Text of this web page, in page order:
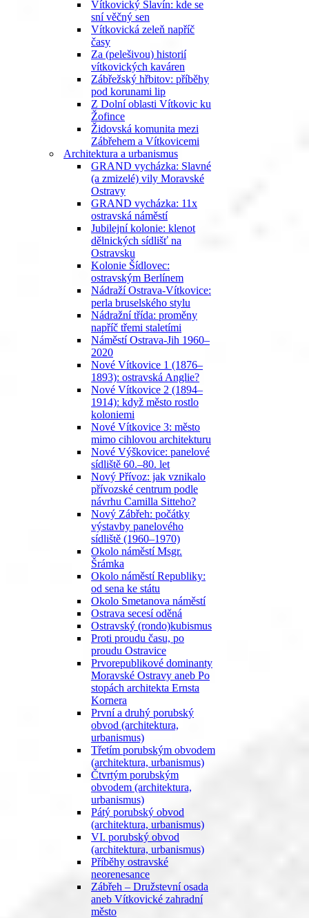
Vítkovický Slavín: kde se
sní věčný sen
Vítkovická zeleň napříč
časy
Za (pelešivou) historií
vítkovických kaváren
Zábřežský hřbitov: příběhy
pod korunami lip
Z Dolní oblasti Vítkovic ku
Žofince
Židovská komunita mezi
Zábřehem a Vítkovicemi
Architektura a urbanismus
GRAND vycházka: Slavné
(a zmizelé) vily Moravské
Ostravy
GRAND vycházka: 11x
ostravská náměstí
Jubilejní kolonie: klenot
dělnických sídlišť na
Ostravsku
Kolonie Šídlovec:
ostravským Berlínem
Nádraží Ostrava-Vítkovice:
perla bruselského stylu
Nádražní třída: proměny
napříč třemi staletími
Náměstí Ostrava-Jih 1960–
2020
Nové Vítkovice 1 (1876–
1893): ostravská Anglie?
Nové Vítkovice 2 (1894–
1914): když město rostlo
koloniemi
Nové Vítkovice 3: město
mimo cihlovou architekturu
Nové Výškovice: panelové
sídliště 60.–80. let
Nový Přívoz: jak vznikalo
přívozské centrum podle
návrhu Camilla Sitteho?
Nový Zábřeh: počátky
výstavby panelového
sídliště (1960–1970)
Okolo náměstí Msgr.
Šrámka
Okolo náměstí Republiky:
od sena ke státu
Okolo Smetanova náměstí
Ostrava secesí oděná
Ostravský (rondo)kubismus
Proti proudu času, po
proudu Ostravice
Prvorepublikové dominanty
Moravské Ostravy aneb Po
stopách architekta Ernsta
Kornera
První a druhý porubský
obvod (architektura,
urbanismus)
Třetím porubským obvodem
(architektura, urbanismus)
Čtvrtým porubským
obvodem (architektura,
urbanismus)
Pátý porubský obvod
(architektura, urbanismus)
VI. porubský obvod
(architektura, urbanismus)
Příběhy ostravské
neorenesance
Zábřeh – Družstevní osada
aneb Vítkovické zahradní
město